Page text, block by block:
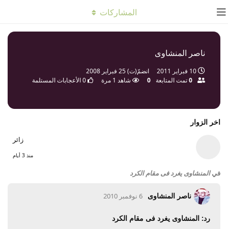
ناصر المنشاوى
10 فبراير 2011 انضمّ(ت)25 فبراير 2008
0تمت المتابعة 0 شاهد 1 مرة 0الأعجابات المستلمة
المشاركات
اخر الزوار
زائر
منذ 3 أيام
فيالمنشاوى يغرد فى مقام الكرد
ناصر المنشاوى 6 نوفمبر 2010
رد: المنشاوى يغرد فى مقام الكرد